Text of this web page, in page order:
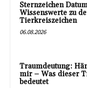
Sternzeichen
Wissenswerte zu
Tierkreiszeichen
06.08.2026
Traumdeutung:
mir – Was dieser
bedeutet